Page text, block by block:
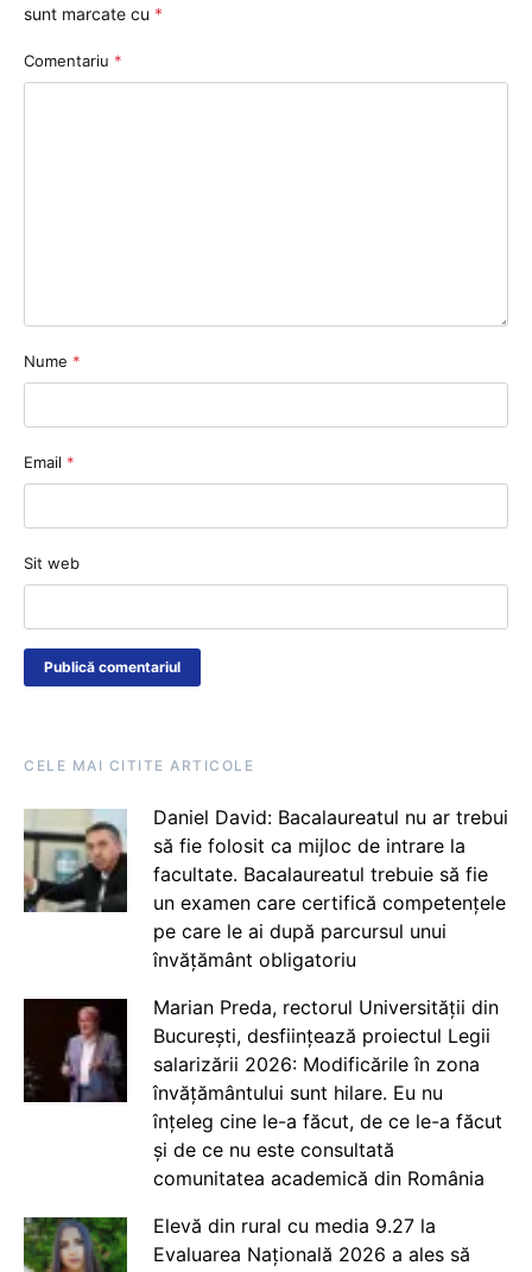
sunt marcate cu *
Comentariu *
Nume *
Email *
Sit web
CELE MAI CITITE ARTICOLE
Daniel David: Bacalaureatul nu ar trebui
să fie folosit ca mijloc de intrare la
facultate. Bacalaureatul trebuie să fie
un examen care certifică competențele
pe care le ai după parcursul unui
învățământ obligatoriu
Marian Preda, rectorul Universității din
București, desființează proiectul Legii
salarizării 2026: Modificările în zona
învățământului sunt hilare. Eu nu
înțeleg cine le-a făcut, de ce le-a făcut
și de ce nu este consultată
comunitatea academică din România
Elevă din rural cu media 9.27 la
Evaluarea Națională 2026 a ales să